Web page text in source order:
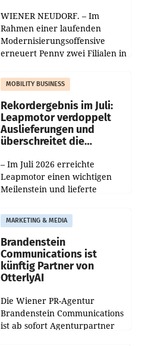
WIENER NEUDORF. – Im
Rahmen einer laufenden
Modernisierungsoffensive
erneuert Penny zwei Filialen in
Die beiden Standorte liegen in
Haag sowie im rund
MOBILITY BUSINESS
Rekordergebnis im Juli:
Leapmotor verdoppelt
Auslieferungen und
überschreitet die
– Im Juli 2026 erreichte
Leapmotor einen wichtigen
Meilenstein und lieferte
aus, womit sich das Ergebnis
gegenüber Juli 2025 mehr als
verdoppelte (+102
MARKETING & MEDIA
Brandenstein
Communications ist
künftig Partner von
OtterlyAI
Die Wiener PR-Agentur
Brandenstein Communications
ist ab sofort Agenturpartner